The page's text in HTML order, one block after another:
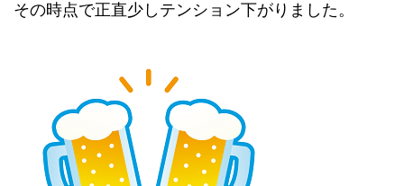
その時点で正直少しテンション下がりました。